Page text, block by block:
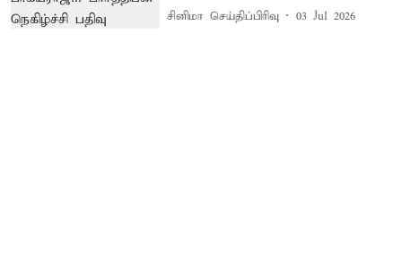
சினிமா செய்திப்பிரிவு 03 Jul 2026